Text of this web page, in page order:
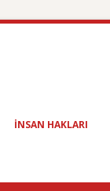
INSAN HAKLARI